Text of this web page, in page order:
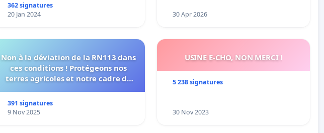
362 signatures
20 Jan 2024
30 Apr 2026
Non à la déviation de la RN113 dans
ces conditions ! Protégeons nos
terres agricoles et notre cadre de
391 signatures
9 Nov 2025
USINE E-CHO, NON MERCI !
5 238 signatures
30 Nov 2023